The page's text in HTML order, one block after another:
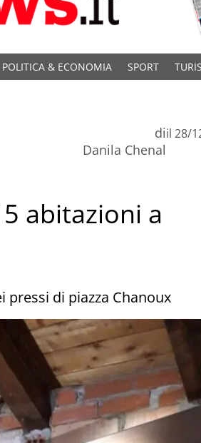
POLITICA & ECONOMIA SPORT
di
Danila Chenal
il 28/
abitazioni a
pressi di piazza Chanoux